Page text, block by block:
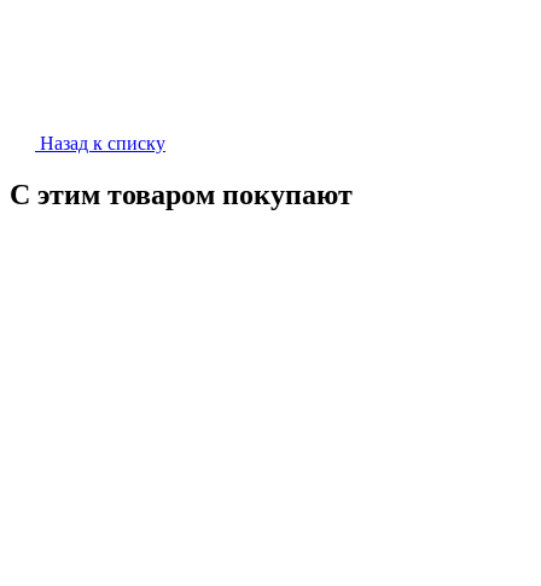
Назад к списку
С этим товаром покупают